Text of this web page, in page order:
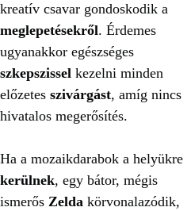
kreatív csavar gondoskodik a
meglepetésekről. Érdemes
ugyanakkor egészséges
szkepszissel kezelni minden
előzetes szivárgást, amíg nincs
hivatalos megerősítés.
Ha a mozaikdarabok a helyükre
kerülnek, egy bátor, mégis
ismerős Zelda körvonalazódik,